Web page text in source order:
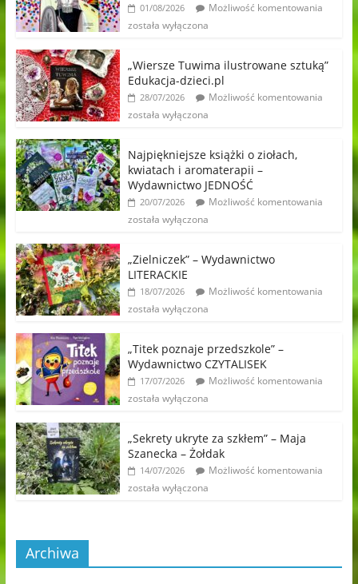
01/08/2026
Możliwość komentowania
została wyłączona
„Wiersze Tuwima ilustrowane sztuką”
Edukacja-dzieci.pl
28/07/2026
Możliwość komentowania
została wyłączona
Najpiękniejsze książki o ziołach,
kwiatach i aromaterapii –
Wydawnictwo JEDNOŚĆ
20/07/2026
Możliwość komentowania
została wyłączona
„Zielniczek” – Wydawnictwo
LITERACKIE
18/07/2026
Możliwość komentowania
została wyłączona
„Titek poznaje przedszkole” –
Wydawnictwo CZYTALISEK
17/07/2026
Możliwość komentowania
została wyłączona
„Sekrety ukryte za szkłem” – Maja
Szanecka – Żołdak
14/07/2026
Możliwość komentowania
została wyłączona
Archiwa